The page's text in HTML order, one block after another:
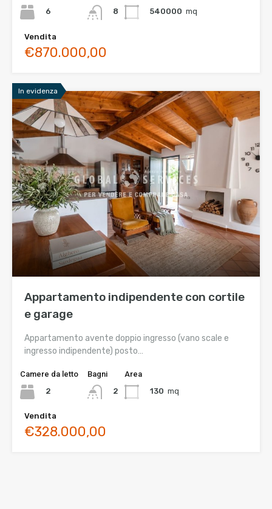
6
8
540000 mq
Vendita
€870.000,00
In evidenza
Appartamento indipendente con cortile
e garage
Appartamento avente doppio ingresso (vano scale e
ingresso indipendente) posto…
Camere da letto
2
Bagni
2
Area
130 mq
Vendita
€328.000,00